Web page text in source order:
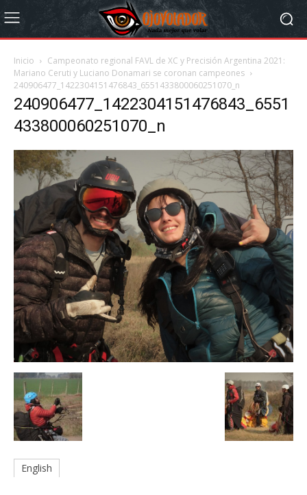
Inicio
Campeonato regional FAVL de XC y Precisión Argentina 2021:
Mariano Ceruti y Luciano Donamari se coronan campeones
240906477_1422304151476843_6551433800060251070_n
240906477_1422304151476843_6551
433800060251070_n
English